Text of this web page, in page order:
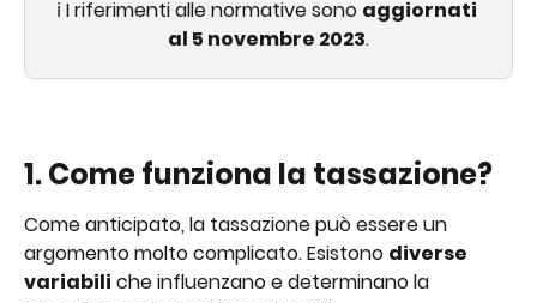
ℹ️ I riferimenti alle normative sono aggiornati
al 5 novembre 2023.
1. Come funziona la tassazione?
Come anticipato, la tassazione può essere un
argomento molto complicato. Esistono diverse
variabili che influenzano e determinano la